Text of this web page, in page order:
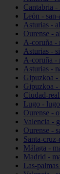
Cantabria -
León - san-
Asturias -
Ourense -
A-coruña -
Asturias -
A-coruña -
Asturias -
Gipuzkoa -
Gipuzkoa -
Ciudad-
Lugo - lugo
Ourense -
Valencia -
Ourense -
Santa-
Málaga -
Madrid -
Las-